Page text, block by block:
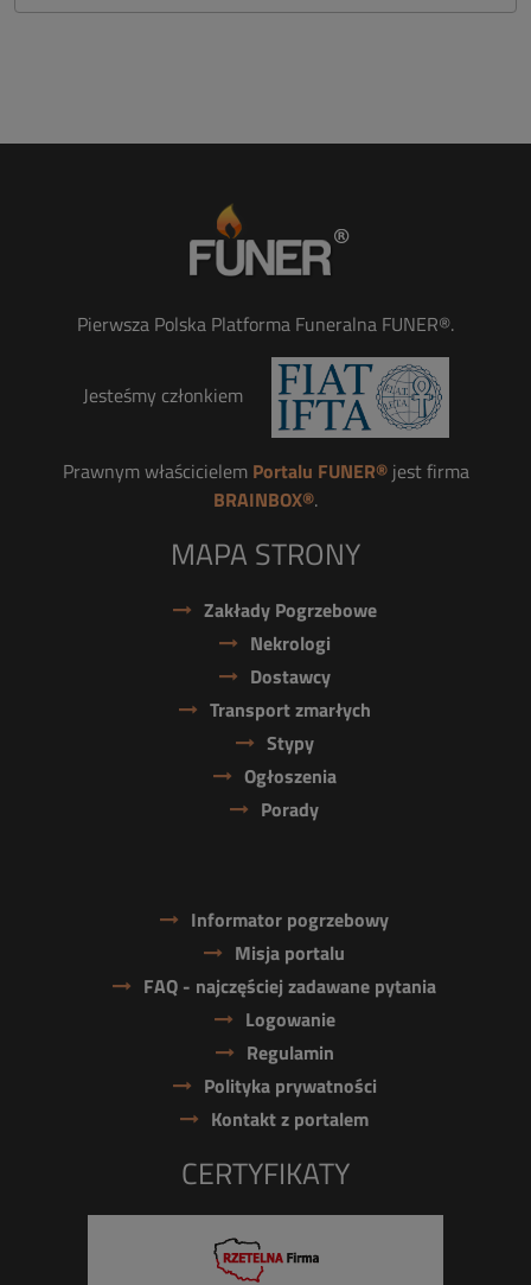
Pierwsza Polska Platforma Funeralna FUNER®.
Jesteśmy członkiem
Prawnym właścicielem Portalu FUNER®jest firma
BRAINBOX®.
MAPA STRONY
Zakłady Pogrzebowe
Nekrologi
Dostawcy
Transport zmarłych
Stypy
Ogłoszenia
Porady
Informator pogrzebowy
Misja portalu
FAQ - najczęściej zadawane pytania
Logowanie
Regulamin
Polityka prywatności
Kontakt z portalem
CERTYFIKATY